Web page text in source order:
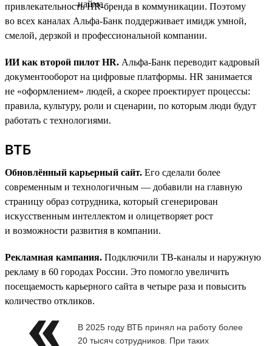
привлекательность HR-бренда в коммуникации. Поэтому
во всех каналах Альфа-Банк поддерживает имидж умной,
смелой, дерзкой и профессиональной компании.
ИИ как второй пилот HR. Альфа-Банк переводит кадровый
документооборот на цифровые платформы. HR занимается
не «оформлением» людей, а скорее проектирует процессы:
правила, культуру, роли и сценарии, по которым люди будут
работать с технологиями.
ВТБ
Обновлённый карьерный сайт. Его сделали более
современным и технологичным — добавили на главную
страницу образ сотрудника, который сгенерирован
искусственным интеллектом и олицетворяет рост
и возможности развития в компании.
Рекламная кампания. Подключили ТВ-каналы и наружную
рекламу в 60 городах России. Это помогло увеличить
посещаемость карьерного сайта в четыре раза и повысить
количество откликов.
В 2025 году ВТБ принял на работу более
20 тысяч сотрудников. При таких